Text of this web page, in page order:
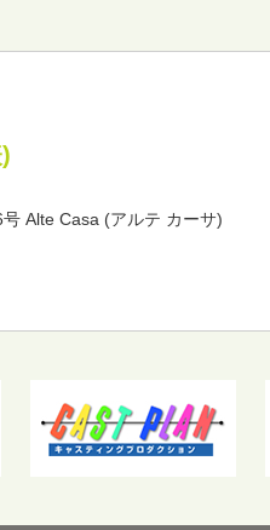
お笑い・バラエ
歳～ 歳
Alte Casa (アルテ カーサ)